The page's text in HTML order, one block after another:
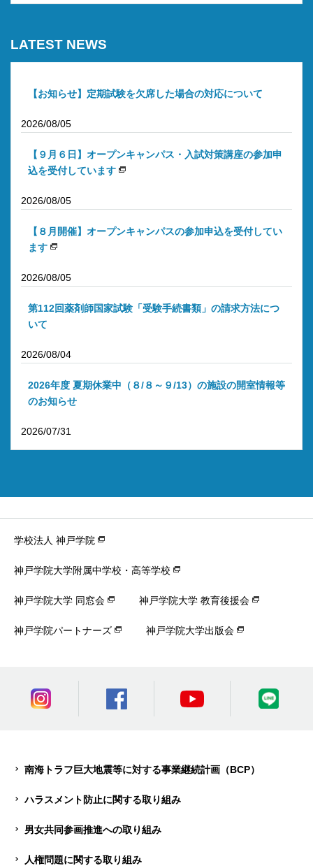
LATEST NEWS
【お知らせ】定期試験を欠席した場合の対応について
2026/08/05
【９月６日】オープンキャンパス・入試対策講座の参加申
込を受付しています
2026/08/05
【８月開催】オープンキャンパスの参加申込を受付してい
ます
2026/08/05
第112回薬剤師国家試験「受験手続書類」の請求方法につ
いて
2026/08/04
2026年度 夏期休業中（８/８～９/13）の施設の開室情報等
のお知らせ
2026/07/31
学校法人 神戸学院
神戸学院大学附属中学校・高等学校
神戸学院大学 同窓会 神戸学院大学 教育後援会
神戸学院パートナーズ 神戸学院大学出版会
南海トラフ巨大地震等に対する事業継続計画（BCP）
ハラスメント防止に関する取り組み
男女共同参画推進への取り組み
人権問題に関する取り組み